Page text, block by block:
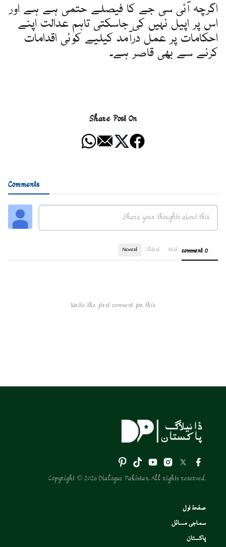
اگرچہ آئی سی جے کا فیصلے حتمی ہے ہے اور
اس پر اپیل نہیں کی جاسکتی تاہم عدالت اپنے
احکامات پر عمل درآمد کیلیے کوئی اقدامات
کرنے سے بھی قاصر ہے۔
Share Post On
Comments
0 comment
Best
Oldest
Newest
Write the first comment for this!
Copyright © 2026 Dialogue Pakistan. All rights reserved.
صفحۂ اول
سماجی مسائل
پاکستان